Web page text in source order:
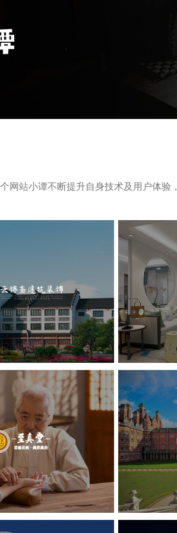
网站小谭不断提升自身技术及用户体